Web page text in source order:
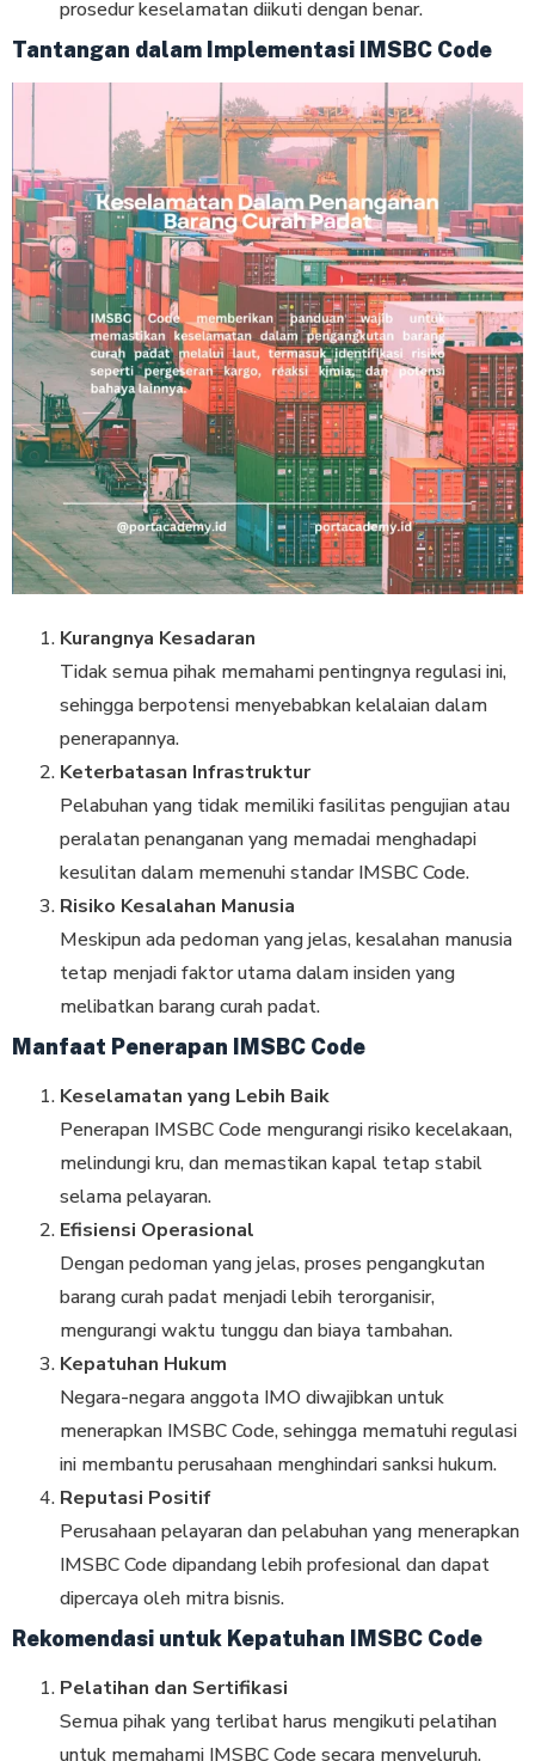
prosedur keselamatan diikuti dengan benar.
Tantangan dalam Implementasi IMSBC Code
Kurangnya Kesadaran
Tidak semua pihak memahami pentingnya regulasi ini,
sehingga berpotensi menyebabkan kelalaian dalam
penerapannya.
Keterbatasan Infrastruktur
Pelabuhan yang tidak memiliki fasilitas pengujian atau
peralatan penanganan yang memadai menghadapi
kesulitan dalam memenuhi standar IMSBC Code.
Risiko Kesalahan Manusia
Meskipun ada pedoman yang jelas, kesalahan manusia
tetap menjadi faktor utama dalam insiden yang
melibatkan barang curah padat.
Manfaat Penerapan IMSBC Code
Keselamatan yang Lebih Baik
Penerapan IMSBC Code mengurangi risiko kecelakaan,
melindungi kru, dan memastikan kapal tetap stabil
selama pelayaran.
Efisiensi Operasional
Dengan pedoman yang jelas, proses pengangkutan
barang curah padat menjadi lebih terorganisir,
mengurangi waktu tunggu dan biaya tambahan.
Kepatuhan Hukum
Negara-negara anggota IMO diwajibkan untuk
menerapkan IMSBC Code, sehingga mematuhi regulasi
ini membantu perusahaan menghindari sanksi hukum.
Reputasi Positif
Perusahaan pelayaran dan pelabuhan yang menerapkan
IMSBC Code dipandang lebih profesional dan dapat
dipercaya oleh mitra bisnis.
Rekomendasi untuk Kepatuhan IMSBC Code
Pelatihan dan Sertifikasi
Semua pihak yang terlibat harus mengikuti pelatihan
untuk memahami IMSBC Code secara menyeluruh.